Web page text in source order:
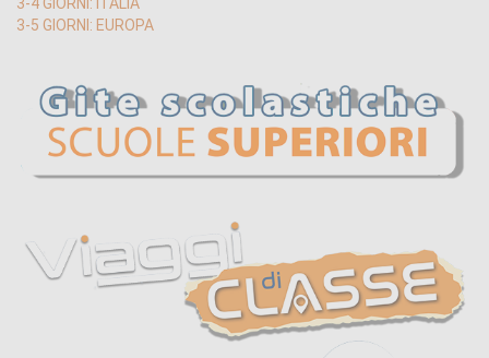
3-5 GIORNI: EUROPA